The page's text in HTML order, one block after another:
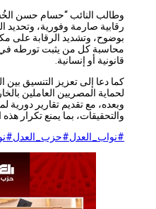
وطالب النائب “حسام حسن الخُشت”
رقابية صارمة وفورية، وتحديد
بوضوح، وتشديد الرقابة على مكاتب
محاسبة كل من يثبت تورطه في
قانونية أو إنسانية.
كما دعا إلى تعزيز التنسيق بين الجهات
لحماية المصريين العاملين
وبعده، مع تقديم تقارير دورية لمجلس
والتحقيقات، بما يمنع تكرار هذه
#نواب_العدل #حزب_العدل